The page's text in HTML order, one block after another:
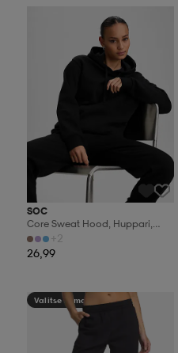
Valitse 2, maksa 44,99€
SOC
Core Sweat Hood, Huppari,
Naisten
+2
26,99
Valitse 2, maksa 44,99€